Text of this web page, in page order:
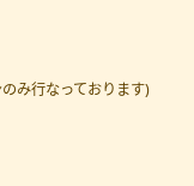
み行なっております)